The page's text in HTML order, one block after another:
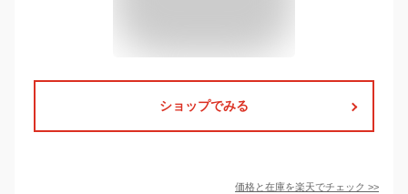
ショップでみる
価格と在庫を楽天でチェック >>